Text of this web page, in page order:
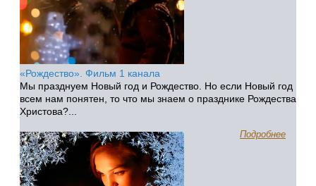
«Рождество». Фильм 1 канала
Мы празднуем Новый год и Рождество. Но если Новый год
всем нам понятен, то что мы знаем о празднике Рождества
Христова?...
Подробнее